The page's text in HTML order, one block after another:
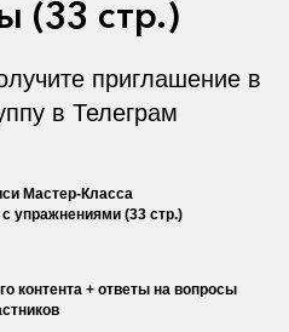
(33 стр.)
приглашение в
в Телеграм
Мастер-Класса
упражнениями (33 стр.)
контента + ответы на вопросы